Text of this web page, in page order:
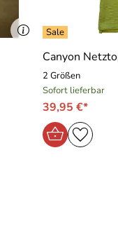
Canyon
2 Größen
Sofort lieferbar
39,95 €*